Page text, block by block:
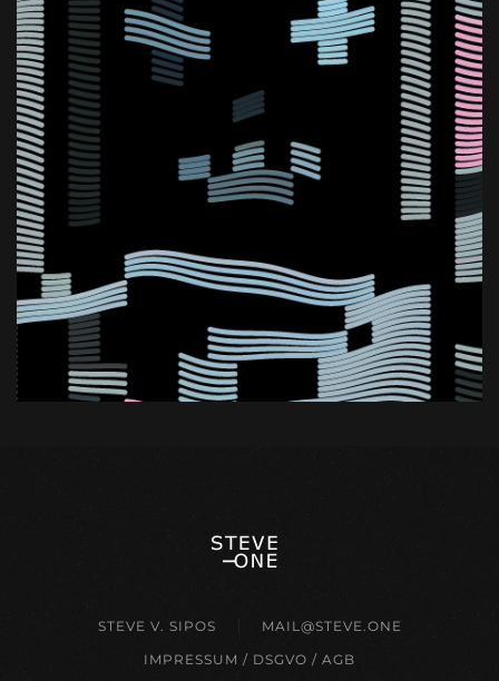
STEVE V. SIPOS
MAIL@STEVE.ONE
IMPRESSUM / DSGVO / AGB